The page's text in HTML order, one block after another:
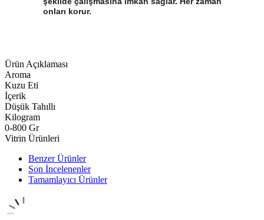
onları korur.
Ürün Açıklaması
Aroma
Kuzu Eti
İçerik
Düşük Tahıllı
Kilogram
0-800 Gr
Vitrin Ürünleri
Benzer Ürünler
Son İncelenenler
Tamamlayıcı Ürünler